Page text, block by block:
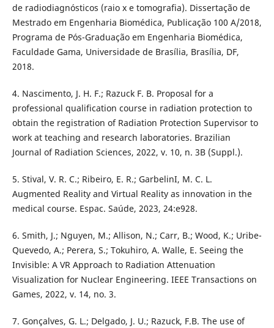
de radiodiagnósticos (raio x e tomografia). Dissertação de
Mestrado em Engenharia Biomédica, Publicação 100 A/2018,
Programa de Pós-Graduação em Engenharia Biomédica,
Faculdade Gama, Universidade de Brasília, Brasília, DF,
2018.
4. Nascimento, J. H. F.; Razuck F. B. Proposal for a
professional qualification course in radiation protection to
obtain the registration of Radiation Protection Supervisor to
work at teaching and research laboratories. Brazilian
Journal of Radiation Sciences, 2022, v. 10, n. 3B (Suppl.).
5. Stival, V. R. C.; Ribeiro, E. R.; GarbelinI, M. C. L.
Augmented Reality and Virtual Reality as innovation in the
medical course. Espac. Saúde, 2023, 24:e928.
6. Smith, J.; Nguyen, M.; Allison, N.; Carr, B.; Wood, K.; Uribe-
Quevedo, A.; Perera, S.; Tokuhiro, A. Walle, E. Seeing the
Invisible: A VR Approach to Radiation Attenuation
Visualization for Nuclear Engineering. IEEE Transactions on
Games, 2022, v. 14, no. 3.
7. Gonçalves, G. L.; Delgado, J. U.; Razuck, F.B. The use of